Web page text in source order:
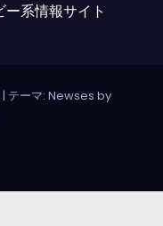
系情報サイト
| テーマ: Newses by